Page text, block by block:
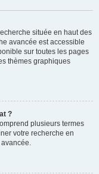
située en haut des
avancée est accessible
sur toutes les pages
thèmes graphiques
?
plusieurs termes
votre recherche en